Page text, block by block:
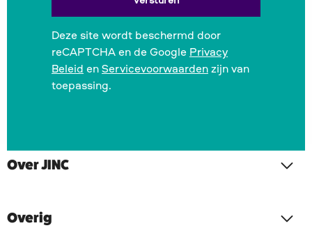
Deze site wordt beschermd door
reCAPTCHA en de Google Privacy
Beleid en Servicevoorwaarden zijn van
toepassing.
Over JINC
Overig